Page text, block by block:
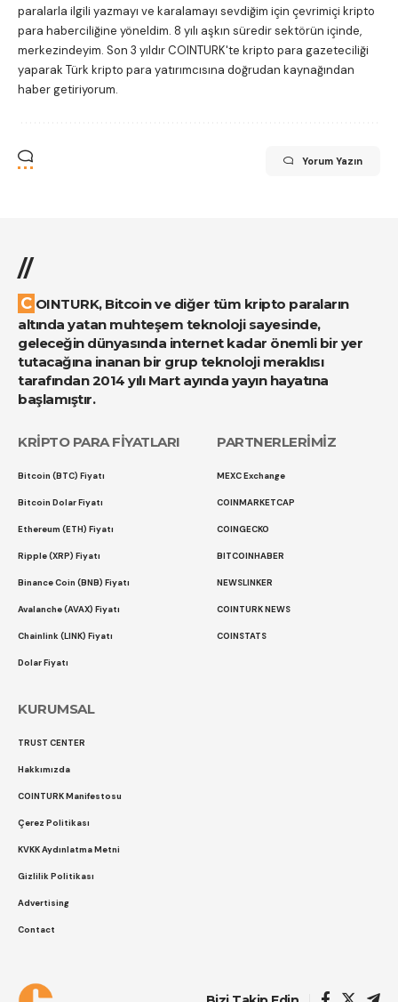
paralarla ilgili yazmayı ve karalamayı sevdiğim için çevrimiçi kripto
para haberciliğine yöneldim. 8 yılı aşkın süredir sektörün içinde,
merkezindeyim. Son 3 yıldır COINTURK'te kripto para gazeteciliği
yaparak Türk kripto para yatırımcısına doğrudan kaynağından
haber getiriyorum.
Yorum Yazın
//
COINTURK, Bitcoin ve diğer tüm kripto paraların
altında yatan muhteşem teknoloji sayesinde,
geleceğin dünyasında internet kadar önemli bir yer
tutacağına inanan bir grup teknoloji meraklısı
tarafından 2014 yılı Mart ayında yayın hayatına
başlamıştır.
KRİPTO PARA FİYATLARI
Bitcoin (BTC) Fiyatı
Bitcoin Dolar Fiyatı
Ethereum (ETH) Fiyatı
Ripple (XRP) Fiyatı
Binance Coin (BNB) Fiyatı
Avalanche (AVAX) Fiyatı
Chainlink (LINK) Fiyatı
Dolar Fiyatı
PARTNERLERİMİZ
MEXC Exchange
COINMARKETCAP
COINGECKO
BITCOINHABER
NEWSLINKER
COINTURK NEWS
COINSTATS
KURUMSAL
TRUST CENTER
Hakkımızda
COINTURK Manifestosu
Çerez Politikası
KVKK Aydınlatma Metni
Gizlilik Politikası
Advertising
Contact
Çerez Politikası Gizlilik Politikası